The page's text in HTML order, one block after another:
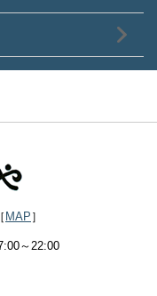
MAP ］
～22:00